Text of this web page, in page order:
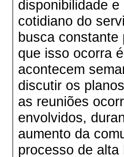
disponibilidade
cotidiano do
busca constante
que isso ocorra
acontecem
discutir os
as reuniões
envolvidos,
aumento da
processo de